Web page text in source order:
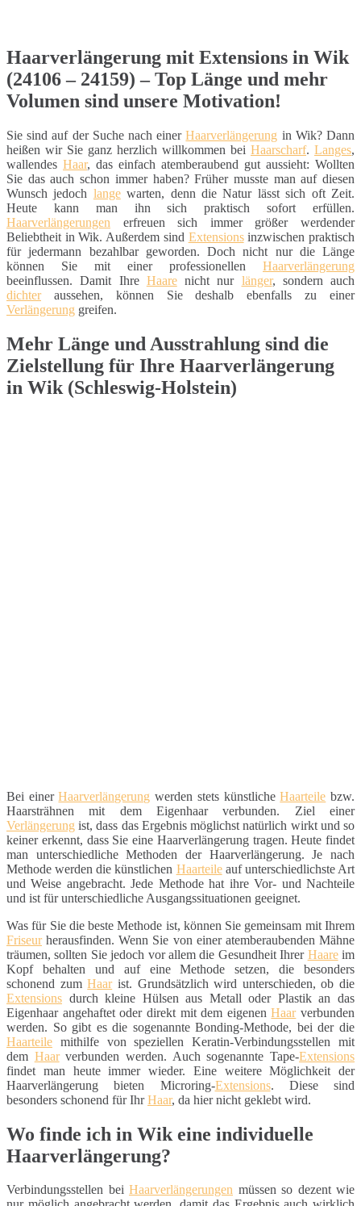
Haarverlängerung mit Extensions in Wik
(24106 – 24159) – Top Länge und mehr
Volumen sind unsere Motivation!
Sie sind auf der Suche nach einerHaarverlängerung in Wik? Dann
heißen wir Sie ganz herzlich willkommen bei Haarscharf. Langes,
wallendes Haar, das einfach atemberaubend gut aussieht: Wollten
Sie das auch schon immer haben? Früher musste man auf diesen
Wunsch jedoch langewarten, denn die Natur lässt sich oft Zeit.
Heute kann man ihn sich praktisch sofort erfüllen.
Haarverlängerungen erfreuen sich immer größer werdender
Beliebtheit in Wik. Außerdem sind Extensionsinzwischen praktisch
für jedermann bezahlbar geworden. Doch nicht nur die Länge
können Sie mit einer professionellen Haarverlängerung
beeinflussen. Damit Ihre Haarenicht nur länger, sondern auch
dichteraussehen, können Sie deshalb ebenfalls zu einer
Verlängerung greifen.
Mehr Länge und Ausstrahlung sind die
Zielstellung für Ihre Haarverlängerung
in Wik (Schleswig-Holstein)
Bei einerHaarverlängerung werden stets künstlicheHaarteile bzw.
Haarsträhnen mit dem Eigenhaar verbunden. Ziel einer
Verlängerung ist, dass das Ergebnis möglichst natürlich wirkt und so
keiner erkennt, dass Sie eine Haarverlängerung tragen. Heute findet
man unterschiedliche Methoden der Haarverlängerung. Je nach
Methode werden die künstlichen Haarteileauf unterschiedlichste Art
und Weise angebracht. Jede Methode hat ihre Vor- und Nachteile
und ist für unterschiedliche Ausgangssituationen geeignet.
Was für Sie die beste Methode ist, können Sie gemeinsam mit Ihrem
Friseurherausfinden. Wenn Sie von einer atemberaubenden Mähne
träumen, sollten Sie jedoch vor allem die Gesundheit Ihrer Haareim
Kopf behalten und auf eine Methode setzen, die besonders
schonend zumHaarist. Grundsätzlich wird unterschieden, ob die
Extensions durch kleine Hülsen aus Metall oder Plastik an das
Eigenhaar angehaftet oder direkt mit dem eigenenHaarverbunden
werden. So gibt es die sogenannte Bonding-Methode, bei der die
Haarteile mithilfe von speziellen Keratin-Verbindungsstellen mit
dem Haarverbunden werden. Auch sogenannte Tape-Extensions
findet man heute immer wieder. Eine weitere Möglichkeit der
Haarverlängerung bieten Microring-Extensions. Diese sind
besonders schonend für IhrHaar, da hier nicht geklebt wird.
Wo finde ich in Wik eine individuelle
Haarverlängerung?
Verbindungsstellen bei Haarverlängerungen müssen so dezent wie